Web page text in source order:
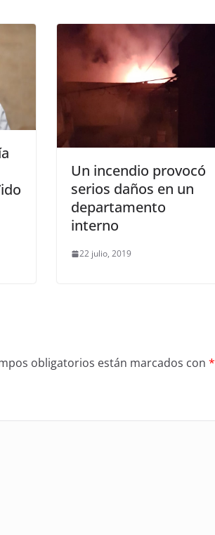
Un incendio provocó
serios daños en un
departamento
interno
22 julio, 2019
obligatorios están marcados con *